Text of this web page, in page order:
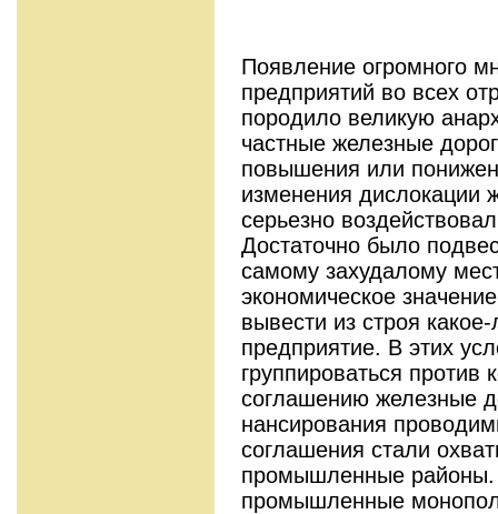
Появление огромного
предпри­ятий во всех
породило великую
частные железные
повышения или
изменения дислокации
серьезно
Достаточно было
самому захудалому
эко­номическое
вывести из строя
предприятие. В этих
группироваться против
соглашению железные
нансирования
соглаше­ния стали
промышленные районы.
промышленные